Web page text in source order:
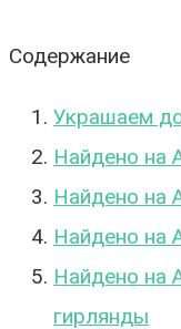
Содержание
Украшаем
Найдено на
Найдено на
Найдено на
Найдено на
гирлянды